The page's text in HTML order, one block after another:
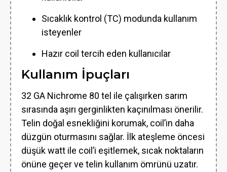
Sıcaklık kontrol (TC) modunda kullanım
isteyenler
Hazır coil tercih eden kullanıcılar
Kullanım İpuçları
32 GA Nichrome 80 tel ile çalışırken sarım
sırasında aşırı gerginlikten kaçınılması önerilir.
Telin doğal esnekliğini korumak, coil’in daha
düzgün oturmasını sağlar. İlk ateşleme öncesi
düşük watt ile coil’i eşitlemek, sıcak noktaların
önüne geçer ve telin kullanım ömrünü uzatır.